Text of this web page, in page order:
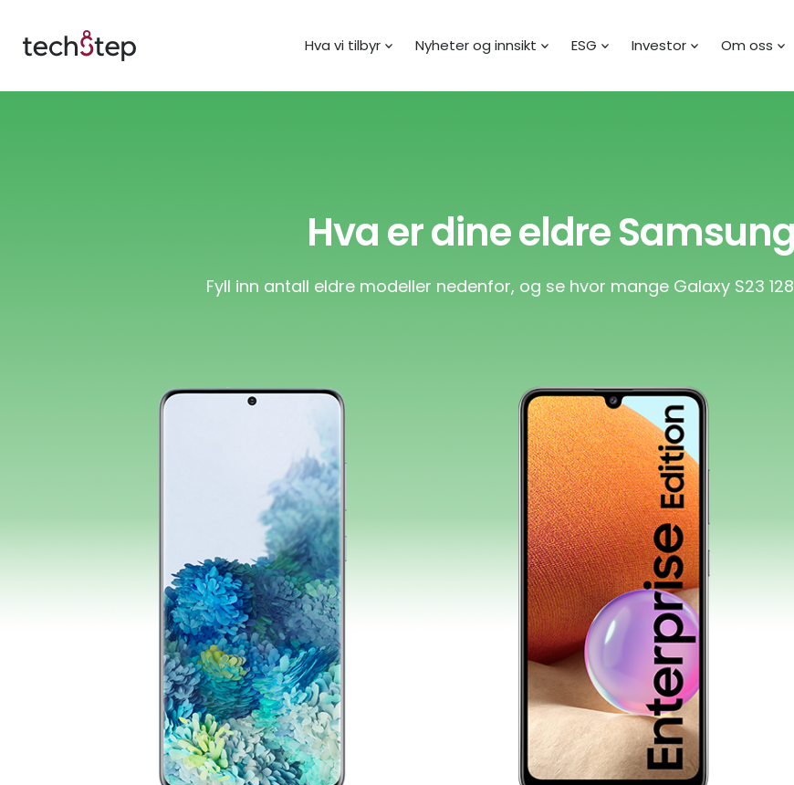
Hva vi tilbyr Nyheter og innsikt ESG Investor Om oss
Hva er dine eldre
Fyll inn antall eldre modeller nedenfor, og se hvor mange Galaxy S23